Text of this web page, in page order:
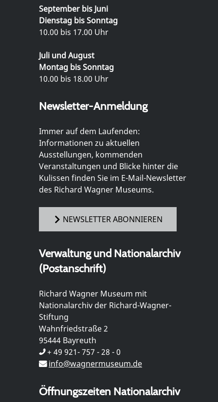
September bis Juni
Dienstag bis Sonntag
10.00 bis 17.00 Uhr
Juli und August
Montag bis Sonntag
10.00 bis 18.00 Uhr
Newsletter-Anmeldung
Immer auf dem Laufenden:
Informationen zu aktuellen
Ausstellungen, kommenden
Veranstaltungen und Blicke hinter die
Kulissen finden Sie im E-Mail-Newsletter
des Richard Wagner Museums.
NEWSLETTER ABONNIEREN
Verwaltung und Nationalarchiv
(Postanschrift)
Richard Wagner Museum mit
Nationalarchiv der Richard-Wagner-
Stiftung
Wahnfriedstraße 2
95444 Bayreuth
+ 49 921- 757 - 28 - 0
info@wagnermuseum.de
Öffnungszeiten Nationalarchiv